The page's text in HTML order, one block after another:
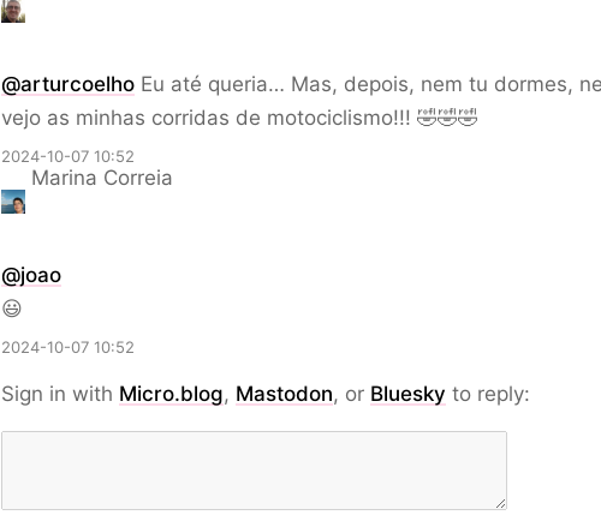
@arturcoelho Eu até queria… Mas, depois, nem tu dormes,
vejo as minhas corridas de motociclismo!!! 🤣🤣🤣
2024-10-07 10:52
Marina Correia
@joao
😃
2024-10-07 10:52
Sign in with Micro.blog, Mastodon, or Bluesky to reply: